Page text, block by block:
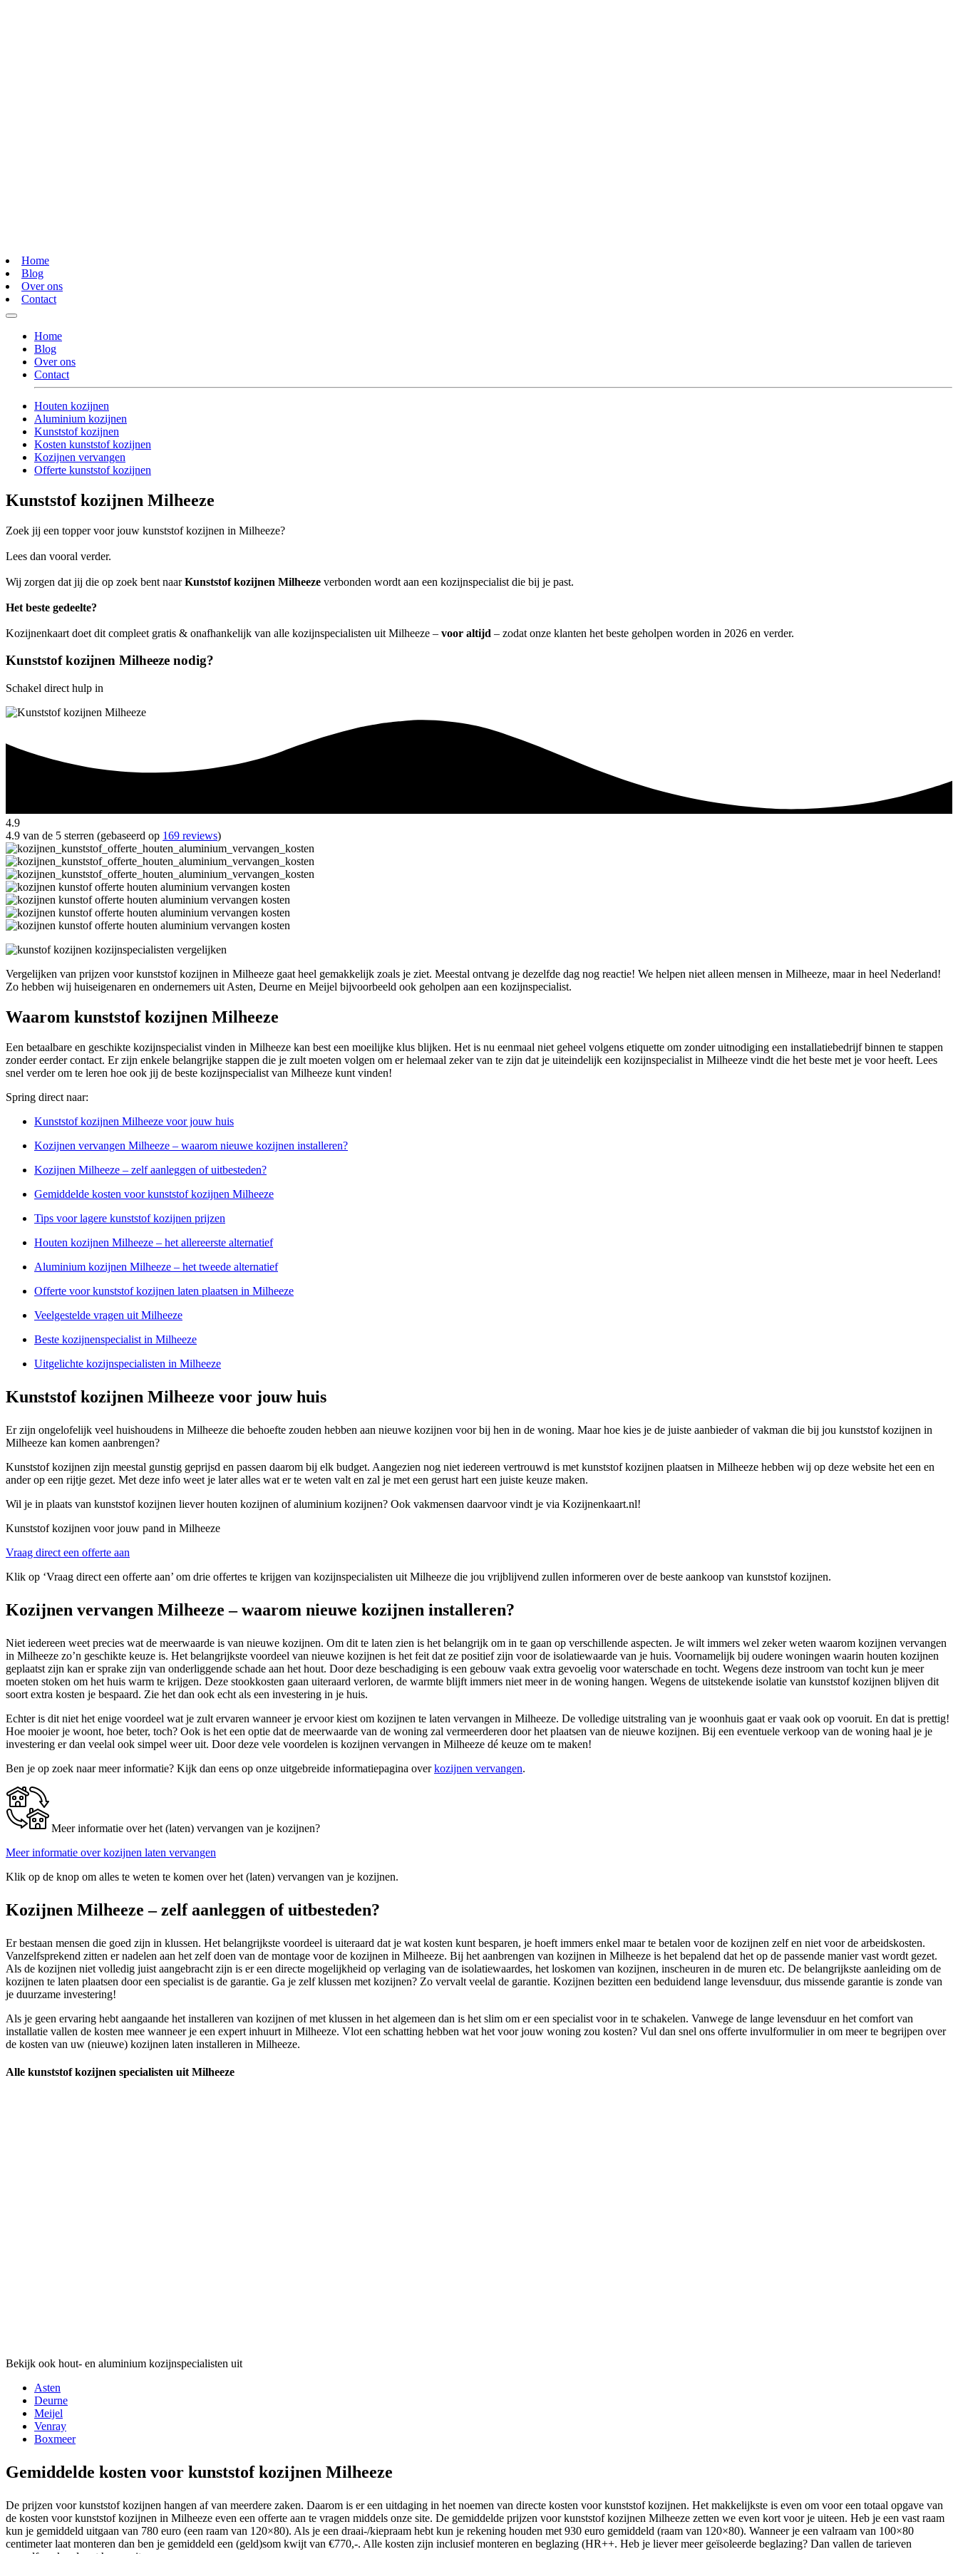
Home
Blog
Over ons
Contact
Home
Blog
Over ons
Contact
Houten kozijnen
Aluminium kozijnen
Kunststof kozijnen
Kosten kunststof kozijnen
Kozijnen vervangen
Offerte kunststof kozijnen
Kunststof kozijnen Milheeze
Zoek jij een topper voor jouw kunststof kozijnen in Milheeze?
Lees dan vooral verder.
Wij zorgen dat jij die op zoek bent naarKunststof kozijnen Milheeze verbonden wordt aan een kozijnspecialist die bij je past.
Het beste gedeelte?
Kozijnenkaart doet dit compleet gratis & onafhankelijk van alle kozijnspecialisten uit Milheeze – voor altijd – zodat onze klanten het beste geholpen worden in 2026 en verder.
Kunststof kozijnen Milheeze nodig?
Schakel direct hulp in
4.9
4.9 van de 5 sterren (gebaseerd op 169 reviews)
Vergelijken van prijzen voor kunststof kozijnen in Milheeze gaat heel gemakkelijk zoals je ziet. Meestal ontvang je dezelfde dag nog reactie! We helpen niet alleen mensen in Milheeze, maar in heel Nederland!
Zo hebben wij huiseigenaren en ondernemers uit Asten, Deurne en Meijel bijvoorbeeld ook geholpen aan een kozijnspecialist.
Waarom kunststof kozijnen Milheeze
Een betaalbare en geschikte kozijnspecialist vinden in Milheeze kan best een moeilijke klus blijken. Het is nu eenmaal niet geheel volgens etiquette om zonder uitnodiging een installatiebedrijf binnen te stappen
zonder eerder contact. Er zijn enkele belangrijke stappen die je zult moeten volgen om er helemaal zeker van te zijn dat je uiteindelijk een kozijnspecialist in Milheeze vindt die het beste met je voor heeft. Lees
snel verder om te leren hoe ook jij de beste kozijnspecialist van Milheeze kunt vinden!
Spring direct naar:
Kunststof kozijnen Milheeze voor jouw huis
Kozijnen vervangen Milheeze – waarom nieuwe kozijnen installeren?
Kozijnen Milheeze – zelf aanleggen of uitbesteden?
Gemiddelde kosten voor kunststof kozijnen Milheeze
Tips voor lagere kunststof kozijnen prijzen
Houten kozijnen Milheeze – het allereerste alternatief
Aluminium kozijnen Milheeze – het tweede alternatief
Offerte voor kunststof kozijnen laten plaatsen in Milheeze
Veelgestelde vragen uit Milheeze
Beste kozijnenspecialist in Milheeze
Uitgelichte kozijnspecialisten in Milheeze
Kunststof kozijnen Milheeze voor jouw huis
Er zijn ongelofelijk veel huishoudens in Milheeze die behoefte zouden hebben aan nieuwe kozijnen voor bij hen in de woning. Maar hoe kies je de juiste aanbieder of vakman die bij jou kunststof kozijnen in
Milheeze kan komen aanbrengen?
Kunststof kozijnen zijn meestal gunstig geprijsd en passen daarom bij elk budget. Aangezien nog niet iedereen vertrouwd is met kunststof kozijnen plaatsen in Milheeze hebben wij op deze website het een en
ander op een rijtje gezet. Met deze info weet je later alles wat er te weten valt en zal je met een gerust hart een juiste keuze maken.
Wil je in plaats van kunststof kozijnen liever houten kozijnen of aluminium kozijnen? Ook vakmensen daarvoor vindt je via Kozijnenkaart.nl!
Kunststof kozijnen voor jouw pand in Milheeze
Vraag direct een offerte aan
Klik op ‘Vraag direct een offerte aan’ om drie offertes te krijgen van kozijnspecialisten uit Milheeze die jou vrijblijvend zullen informeren over de beste aankoop van kunststof kozijnen.
Kozijnen vervangen Milheeze – waarom nieuwe kozijnen installeren?
Niet iedereen weet precies wat de meerwaarde is van nieuwe kozijnen. Om dit te laten zien is het belangrijk om in te gaan op verschillende aspecten. Je wilt immers wel zeker weten waarom kozijnen vervangen
in Milheeze zo’n geschikte keuze is. Het belangrijkste voordeel van nieuwe kozijnen is het feit dat ze positief zijn voor de isolatiewaarde van je huis. Voornamelijk bij oudere woningen waarin houten kozijnen
geplaatst zijn kan er sprake zijn van onderliggende schade aan het hout. Door deze beschadiging is een gebouw vaak extra gevoelig voor waterschade en tocht. Wegens deze instroom van tocht kun je meer
moeten stoken om het huis warm te krijgen. Deze stookkosten gaan uiteraard verloren, de warmte blijft immers niet meer in de woning hangen. Wegens de uitstekende isolatie van kunststof kozijnen blijven dit
soort extra kosten je bespaard. Zie het dan ook echt als een investering in je huis.
Echter is dit niet het enige voordeel wat je zult ervaren wanneer je ervoor kiest om kozijnen te laten vervangen in Milheeze. De volledige uitstraling van je woonhuis gaat er vaak ook op vooruit. En dat is prettig!
Hoe mooier je woont, hoe beter, toch? Ook is het een optie dat de meerwaarde van de woning zal vermeerderen door het plaatsen van de nieuwe kozijnen. Bij een eventuele verkoop van de woning haal je je
investering er dan veelal ook simpel weer uit. Door deze vele voordelen is kozijnen vervangen in Milheeze dé keuze om te maken!
Ben je op zoek naar meer informatie? Kijk dan eens op onze uitgebreide informatiepagina overkozijnen vervangen.
Meer informatie over het (laten) vervangen van je kozijnen?
Meer informatie over kozijnen laten vervangen
Klik op de knop om alles te weten te komen over het (laten) vervangen van je kozijnen.
Kozijnen Milheeze – zelf aanleggen of uitbesteden?
Er bestaan mensen die goed zijn in klussen. Het belangrijkste voordeel is uiteraard dat je wat kosten kunt besparen, je hoeft immers enkel maar te betalen voor de kozijnen zelf en niet voor de arbeidskosten.
Vanzelfsprekend zitten er nadelen aan het zelf doen van de montage voor de kozijnen in Milheeze. Bij het aanbrengen van kozijnen in Milheeze is het bepalend dat het op de passende manier vast wordt gezet.
Als de kozijnen niet volledig juist aangebracht zijn is er een directe mogelijkheid op verlaging van de isolatiewaardes, het loskomen van kozijnen, inscheuren in de muren etc. De belangrijkste aanleiding om de
kozijnen te laten plaatsen door een specialist is de garantie. Ga je zelf klussen met kozijnen? Zo vervalt veelal de garantie. Kozijnen bezitten een beduidend lange levensduur, dus missende garantie is zonde van
je duurzame investering!
Als je geen ervaring hebt aangaande het installeren van kozijnen of met klussen in het algemeen dan is het slim om er een specialist voor in te schakelen. Vanwege de lange levensduur en het comfort van
installatie vallen de kosten mee wanneer je een expert inhuurt in Milheeze. Vlot een schatting hebben wat het voor jouw woning zou kosten? Vul dan snel ons offerte invulformulier in om meer te begrijpen over
de kosten van uw (nieuwe) kozijnen laten installeren in Milheeze.
Alle kunststof kozijnen specialisten uit Milheeze
Bekijk ook hout- en aluminium kozijnspecialisten uit
Asten
Deurne
Meijel
Venray
Boxmeer
Gemiddelde kosten voor kunststof kozijnen Milheeze
De prijzen voor kunststof kozijnen hangen af van meerdere zaken. Daarom is er een uitdaging in het noemen van directe kosten voor kunststof kozijnen. Het makkelijkste is even om voor een totaal opgave van
de kosten voor kunststof kozijnen in Milheeze even een offerte aan te vragen middels onze site. De gemiddelde prijzen voor kunststof kozijnen Milheeze zetten we even kort voor je uiteen. Heb je een vast raam
kun je gemiddeld uitgaan van 780 euro (een raam van 120×80). Als je een draai-/kiepraam hebt kun je rekening houden met 930 euro gemiddeld (raam van 120×80). Wanneer je een valraam van 100×80
centimeter laat monteren dan ben je gemiddeld een (geld)som kwijt van €770,-. Alle kosten zijn inclusief monteren en beglazing (HR++. Heb je liever meer geïsoleerde beglazing? Dan vallen de tarieven